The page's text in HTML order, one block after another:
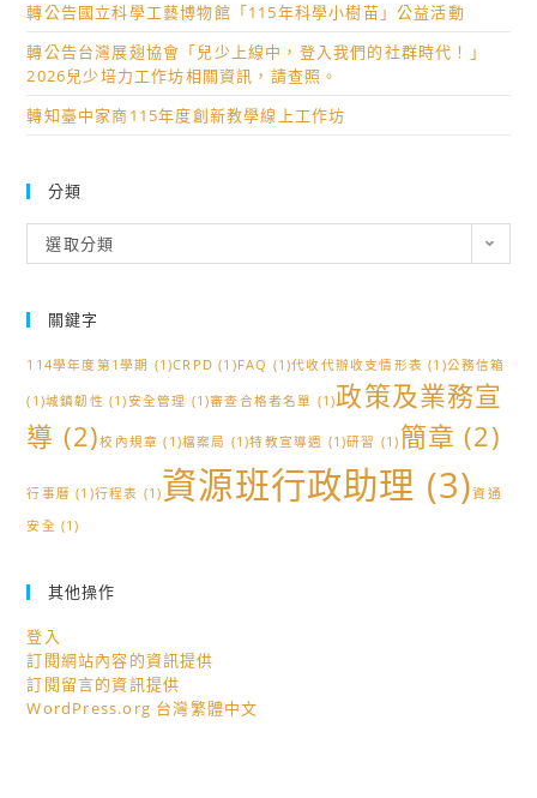
轉公告國立科學工藝博物館「115年科學小樹苗」公益活動
轉公告台灣展翅協會「兒少上線中，登入我們的社群時代！」
2026兒少培力工作坊相關資訊，請查照。
轉知臺中家商115年度創新教學線上工作坊
分類
類
選取分類
關鍵字
114學年度第1學期 (1)CRPD (1)FAQ (1)代收代辦收支情形表 (1)公務信箱
(1)城鎮韌性 (1)安全管理 (1)審查合格者名單 (1)政策及業務宣
導 (2)校內規章 (1)檔案局 (1)特教宣導週 (1)研習 (1) 簡章 (2)
行事曆 (1)行程表 (1)資源班行政助理 (3)資通
安全 (1)
其他操作
登入
訂閱網站內容的資訊提供
訂閱留言的資訊提供
WordPress.org 台灣繁體中文